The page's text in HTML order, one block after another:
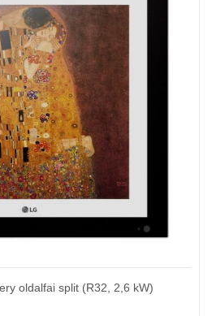
oldalfai split (R32, 2,6 kW)